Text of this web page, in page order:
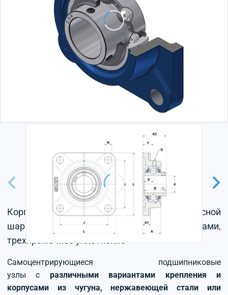
Корпус из серого чугуна, радиальный корпусной
шарикоподшипник с установочными винтами,
трехкромочное уплотнение
Самоцентрирующиеся подшипниковые
узлы с различными вариантами крепления и
корпусами из чугуна, нержавеющей стали или